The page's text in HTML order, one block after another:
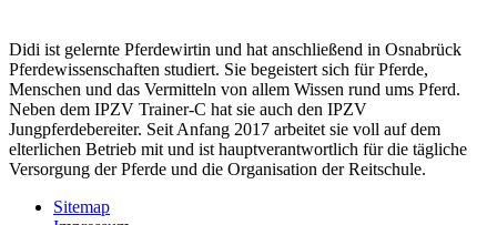
Didi ist gelernte Pferdewirtin und hat anschließend in Osnabrück
Pferdewissenschaften studiert. Sie begeistert sich für Pferde,
Menschen und das Vermitteln von allem Wissen rund ums Pferd.
Neben dem IPZV Trainer-C hat sie auch den IPZV
Jungpferdebereiter. Seit Anfang 2017 arbeitet sie voll auf dem
elterlichen Betrieb mit und ist hauptverantwortlich für die tägliche
Versorgung der Pferde und die Organisation der Reitschule.
Sitemap